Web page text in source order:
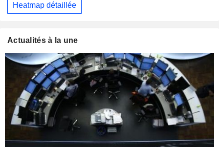
Heatmap détaillée
Actualités à la une